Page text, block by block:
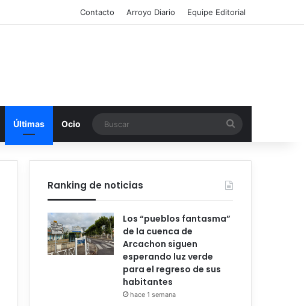
Contacto Arroyo Diario Equipe Editorial
Últimas Ocio
Ranking de noticias
Los “pueblos fantasma”
de la cuenca de
Arcachon siguen
esperando luz verde
para el regreso de sus
habitantes
hace 1 semana